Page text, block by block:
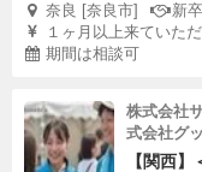
奈良 [奈良市]
新
１ヶ月以上来ていた
期間は相談可
株式会社
式会社グ
【関西